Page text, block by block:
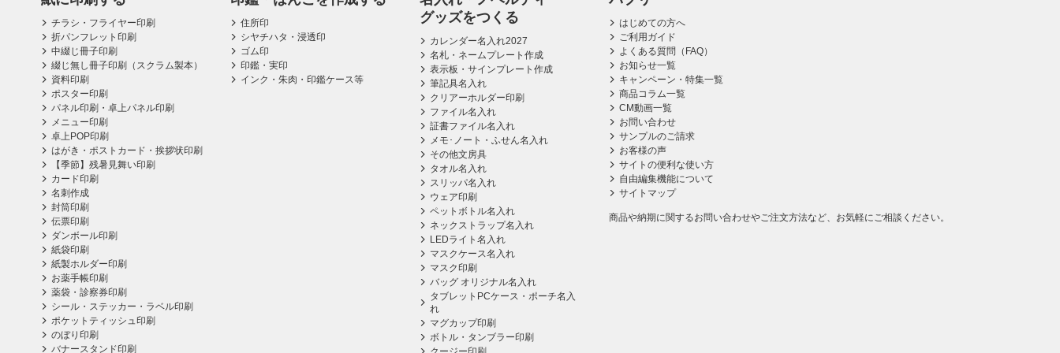
チラシ・フライヤー印刷
折パンフレット印刷
中綴じ冊子印刷
綴じ無し冊子印刷（スクラム製本）
資料印刷
ポスター印刷
パネル印刷・卓上パネル印刷
メニュー印刷
卓上POP印刷
はがき・ポストカード・挨拶状印刷
【季節】残暑見舞い印刷
カード印刷
名刺作成
封筒印刷
伝票印刷
ダンボール印刷
紙袋印刷
紙製ホルダー印刷
お薬手帳印刷
薬袋・診察券印刷
シール・ステッカー・ラベル印刷
ポケットティッシュ印刷
のぼり印刷
バナースタンド印刷
住所印
シヤチハタ・浸透印
ゴム印
印鑑・実印
インク・朱肉・印鑑ケース等
グッズをつくる
カレンダー名入れ2027
名札・ネームプレート作成
表示板・サインプレート作成
筆記具名入れ
クリアーホルダー印刷
ファイル名入れ
証書ファイル名入れ
メモ･ノート・ふせん名入れ
その他文房具
タオル名入れ
スリッパ名入れ
ウェア印刷
ペットボトル名入れ
ネックストラップ名入れ
LEDライト名入れ
マスクケース名入れ
マスク印刷
バッグ オリジナル名入れ
タブレットPCケース・ポーチ名入
れ
マグカップ印刷
ボトル・タンブラー印刷
はじめての方へ
ご利用ガイド
よくある質問（FAQ）
お知らせ一覧
キャンペーン・特集一覧
商品コラム一覧
CM動画一覧
お問い合わせ
サンプルのご請求
お客様の声
サイトの便利な使い方
自由編集機能について
サイトマップ
商品や納期に関するお問い合わせやご注文方法など、お気軽にご相談ください。